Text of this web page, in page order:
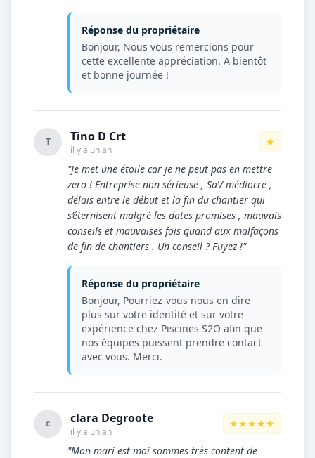
Réponse du propriétaire
Bonjour, Nous vous remercions pour
cette excellente appréciation. A bientôt
et bonne journée !
T Tino D Crt
il y a un an
★
"Je met une étoile car je ne peut pas en mettre
zero ! Entreprise non sérieuse , SaV médiocre ,
délais entre le début et la fin du chantier qui
s’éternisent malgré les dates promises , mauvais
conseils et mauvaises fois quand aux malfaçons
de fin de chantiers . Un conseil ? Fuyez !"
Réponse du propriétaire
Bonjour, Pourriez-vous nous en dire
plus sur votre identité et sur votre
expérience chez Piscines S2O afin que
nos équipes puissent prendre contact
avec vous. Merci.
c clara Degroote
il y a un an
★★★★★
"Mon mari est moi sommes très content de